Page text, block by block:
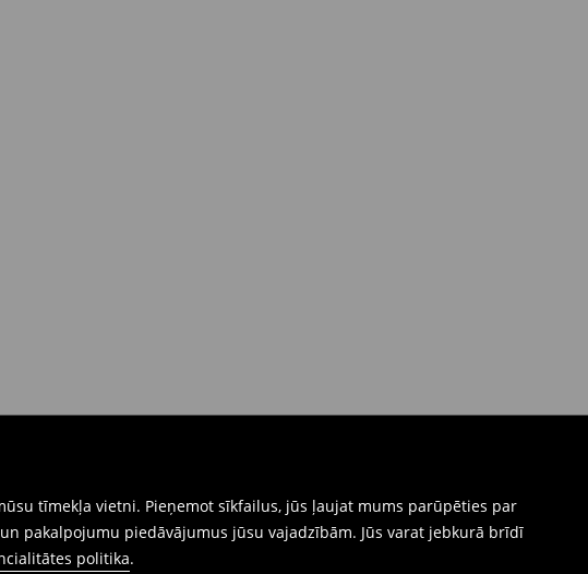
tīmekļa vietni. Pieņemot sīkfailus, jūs ļaujat mums parūpēties par
pakalpojumu piedāvājumus jūsu vajadzībām. Jūs varat jebkurā brīdī
politika.